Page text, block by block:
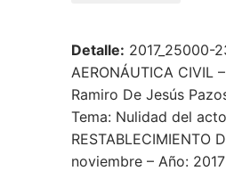
Detalle: 2017_25000-
AERONÁUTICA CIVIL
Ramiro De Jesús
Tema: Nulidad del
RESTABLECIMIENTO
noviembre – Año: 2017